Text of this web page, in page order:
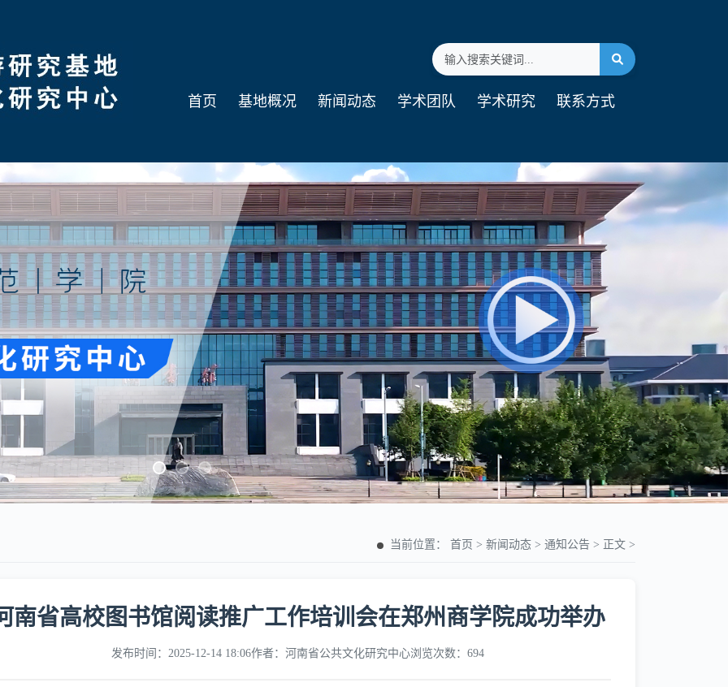
首页 基地概况 新闻动态 学术团队 学术研究 联系方式
当前位置： 首页 > 新闻动态 > 通知公告 > 正文 >
南省高校图书馆阅读推广工作培训会在郑州商学院成功举办
发布时间：2025-12-14 18:06作者：河南省公共文化研究中心浏览次数：694